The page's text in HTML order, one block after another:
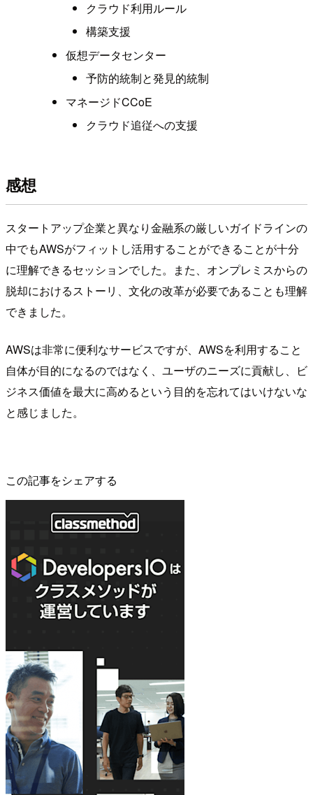
クラウド利用ルール
構築支援
仮想データセンター
予防的統制と発見的統制
マネージドCCoE
クラウド追従への支援
感想
スタートアップ企業と異なり金融系の厳しいガイドラインの
中でもAWSがフィットし活用することができることが十分
に理解できるセッションでした。また、オンプレミスからの
脱却におけるストーリ、文化の改革が必要であることも理解
できました。
AWSは非常に便利なサービスですが、AWSを利用すること
自体が目的になるのではなく、ユーザのニーズに貢献し、ビ
ジネス価値を最大に高めるという目的を忘れてはいけないな
と感じました。
この記事をシェアする